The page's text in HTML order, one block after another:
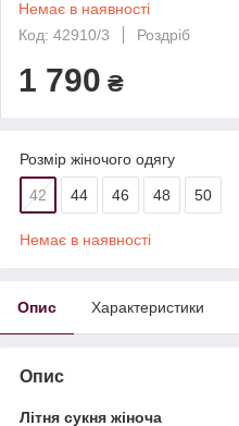
Немає в наявності
Код: 42910/3
Роздріб
1 790 ₴
Розмір жіночого одягу
42 44 46 48 50
Немає в наявності
Опис Характеристики
Опис
Літня сукня жіноча